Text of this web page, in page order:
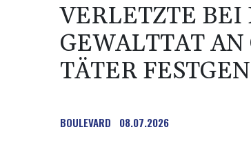
VERLETZTE BEI
EWALTTAT AN
ÄTER
BOULEVARD 08.07.2026